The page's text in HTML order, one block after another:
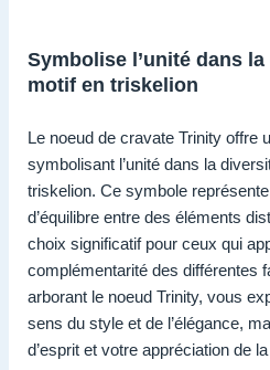
Symbolise l’unité dans
motif en triskelion
Le noeud de cravate Trinity offre
symbolisant l’unité dans la
triskelion. Ce symbole représente
d’équilibre entre des éléments
choix significatif pour ceux qui
complémentarité des différentes
arborant le noeud Trinity, vous
sens du style et de l’élégance,
d’esprit et votre appréciation de